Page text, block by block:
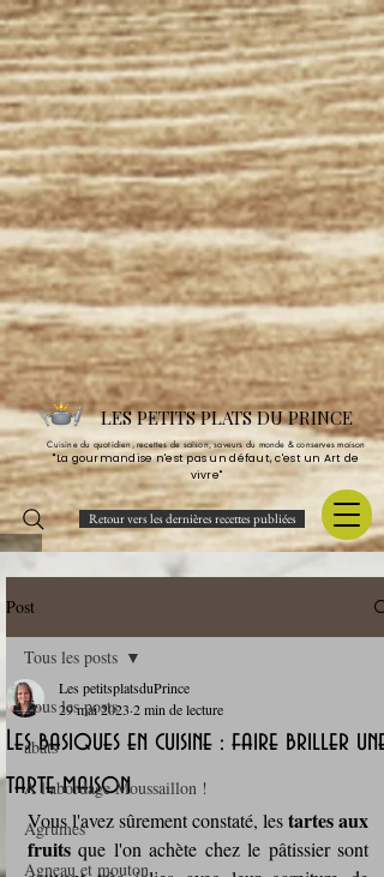
LES PETITS PLATS DU PRINCE
Cuisine du quotidien, recettes de saison, saveurs du monde & conserves maison
"La gourmandise n'est pas un défaut, c'est un Art de
vivre"
Retour vers les dernières recettes publiées
Post
Tous les posts
abats
A l'abordage Moussaillon !
Agrumes
Agneau et mouton
Tous les posts
Les basiques en cuisine : faire briller une
tarte maison
Les petitsplatsduPrince
29 mai 2023 2 min de lecture
Vous l'avez sûrement constaté, les tartes aux
fruits que l'on achète chez le pâtissier sont